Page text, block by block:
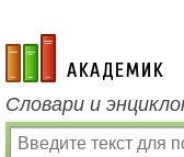
academic.ru
Словари и